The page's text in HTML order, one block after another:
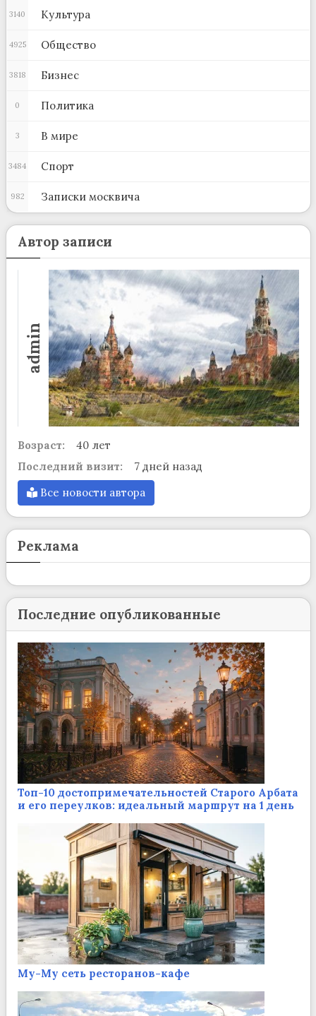
Культура
3140
Общество
4925
Бизнес
3818
Политика
0
В мире
3
Спорт
3484
Записки москвича
982
Автор записи
admin
Возраст:
40 лет
Последний визит:
7 дней назад
Все новости автора
Реклама
Последние опубликованные
Топ-10 достопримечательностей Старого Арбата
и его переулков: идеальный маршрут на 1 день
Му-Му сеть ресторанов-кафе